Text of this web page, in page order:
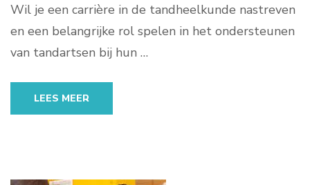
Wil je een carrière in de tandheelkunde nastreven
en een belangrijke rol spelen in het ondersteunen
van tandartsen bij hun …
LEES MEER